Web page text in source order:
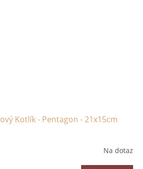
Kotlík - Pentagon - 21x15cm
Na dotaz